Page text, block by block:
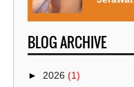
BLOG ARCHIVE
► 2026 (1)